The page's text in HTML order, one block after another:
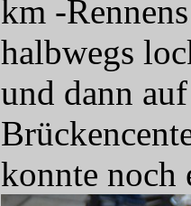
km -
halbwegs
und dann
konnte noch